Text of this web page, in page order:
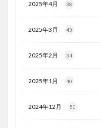
2025年4月 38
2025年3月 43
2025年2月 34
2025年1月 40
2024年12月 50